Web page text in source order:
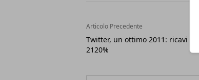
Articolo Precedente
Twitter, un ottimo 2011: ricavi in
2120%